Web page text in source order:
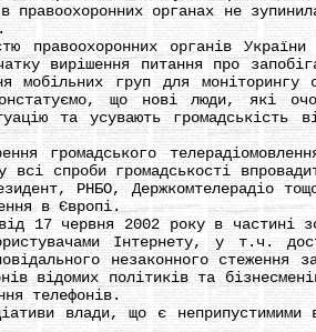
органах не
органів України
вирішення питання про
мобільних груп для моніторингу
що нові люди, які
та усувають громадськість
громадського
спроби громадськості
РНБО, Держкомтелерадіо
в Європі.
17 червня 2002 року в частині
Інтернету, у т.ч.
незаконного стеження
відомих політиків та
телефонів.
влади, що є неприпустимими